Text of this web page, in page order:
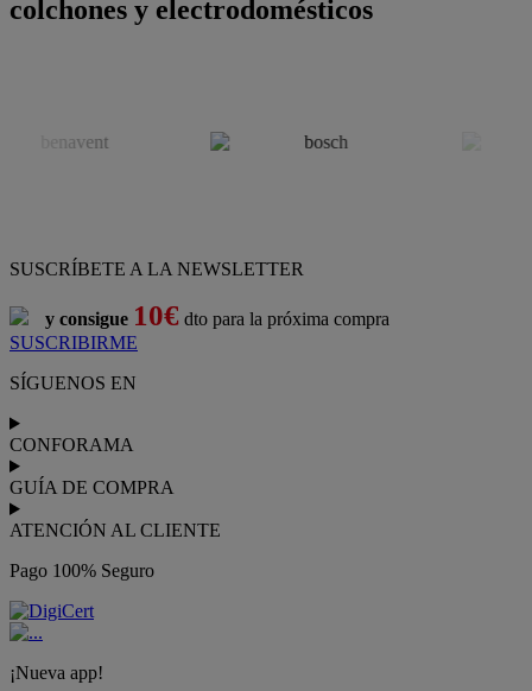
colchones y electrodomésticos
SUSCRÍBETE A LA NEWSLETTER
y consigue 10€ dto para la próxima compra
SUSCRIBIRME
SÍGUENOS EN
CONFORAMA
GUÍA DE COMPRA
ATENCIÓN AL CLIENTE
Pago 100% Seguro
¡Nueva app!